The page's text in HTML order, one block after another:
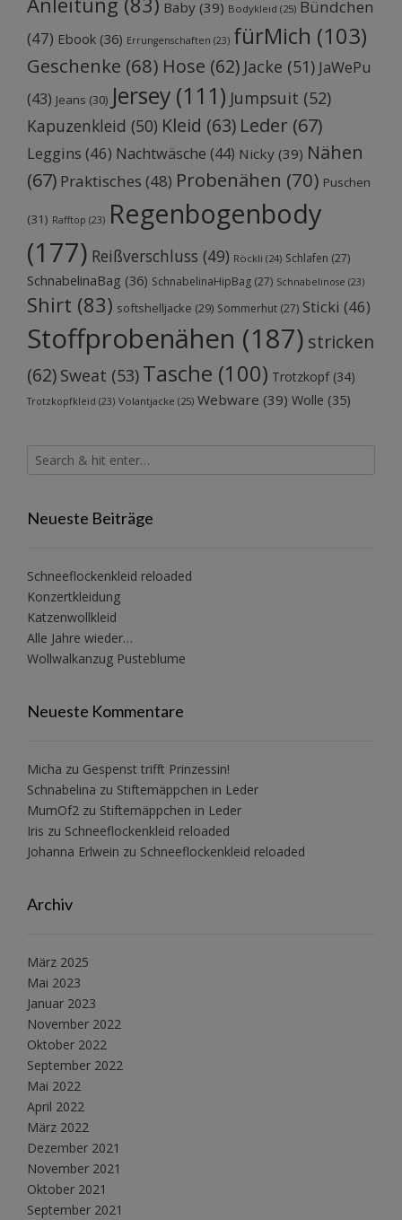
Baby (39) Bodykleid (25) Bündchen
(47) Ebook (36) Errungenschaften (23) fürMich (103)
Geschenke (68) Hose (62) Jacke (51) JaWePu
(43) Jeans (30) Jersey (111) Jumpsuit (52)
Kapuzenkleid (50) Kleid (63) Leder (67)
Leggins (46) Nachtwäsche (44) Nicky (39) Nähen
(67) Praktisches (48) Probenähen (70) Puschen
(31) Rafftop (23) Regenbogenbody
(177) Reißverschluss (49) Röckli (24) Schlafen (27)
SchnabelinaBag (36) SchnabelinaHipBag (27) Schnabelinose (23)
Shirt (83) softshelljacke (29) Sommerhut (27) Sticki (46)
Stoffprobenähen (187) stricken
(62) Sweat (53) Tasche (100) Trotzkopf(34)
Trotzkopfkleid (23) Volantjacke (25) Webware (39) Wolle (35)
Neueste Beiträge
Schneeflockenkleid reloaded
Konzertkleidung
Katzenwollkleid
Alle Jahre wieder…
Wollwalkanzug Pusteblume
Neueste Kommentare
Micha zu Gespenst trifft Prinzessin!
Schnabelina zu Stiftemäppchen in Leder
MumOf2 zu Stiftemäppchen in Leder
Iris zu Schneeflockenkleid reloaded
Johanna Erlwein zu Schneeflockenkleid reloaded
Archiv
März 2025
Mai 2023
Januar 2023
November 2022
Oktober 2022
September 2022
Mai 2022
April 2022
März 2022
Dezember 2021
November 2021
Oktober 2021
September 2021